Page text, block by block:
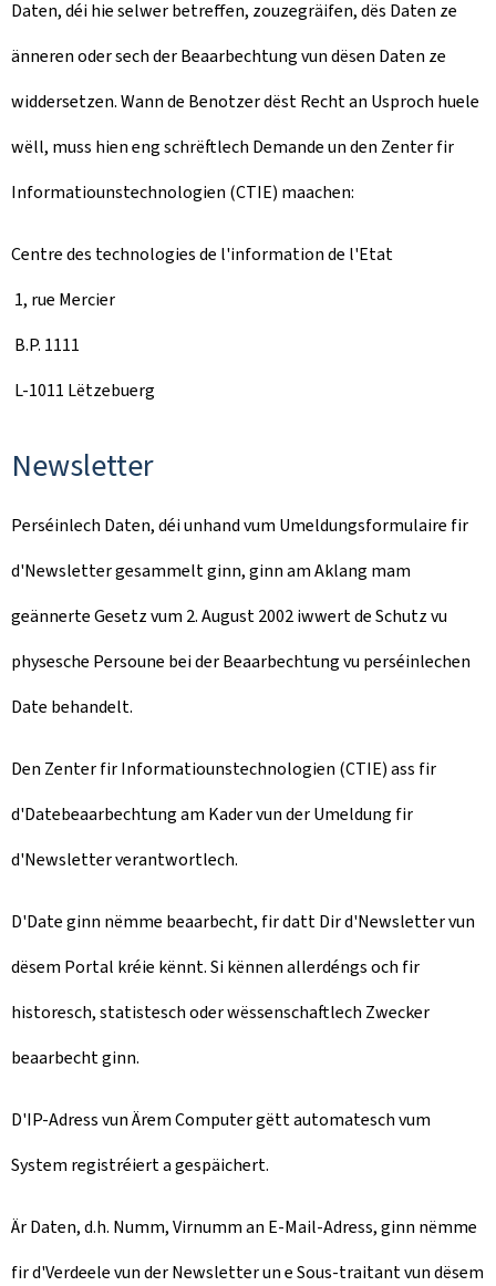
Daten, déi hie selwer betreffen, zouzegräifen, dës Daten ze
änneren oder sech der Beaarbechtung vun dësen Daten ze
widdersetzen. Wann de Benotzer dëst Recht an Usproch huele
wëll, muss hien eng schrëftlech Demande un den Zenter fir
Informatiounstechnologien (CTIE) maachen:
Centre des technologies de l'information de l'Etat
1, rue Mercier
B.P. 1111
L-1011 Lëtzebuerg
Newsletter
Perséinlech Daten, déi unhand vum Umeldungsformulaire fir
d'Newsletter gesammelt ginn, ginn am Aklang mam
geännerte Gesetz vum 2. August 2002 iwwert de Schutz vu
physesche Persoune bei der Beaarbechtung vu perséinlechen
Date behandelt.
Den Zenter fir Informatiounstechnologien (CTIE) ass fir
d'Datebeaarbechtung am Kader vun der Umeldung fir
d'Newsletter verantwortlech.
D'Date ginn nëmme beaarbecht, fir datt Dir d'Newsletter vun
dësem Portal kréie kënnt. Si kënnen allerdéngs och fir
historesch, statistesch oder wëssenschaftlech Zwecker
beaarbecht ginn.
D'IP-Adress vun Ärem Computer gëtt automatesch vum
System registréiert a gespäichert.
Är Daten, d.h. Numm, Virnumm an E-Mail-Adress, ginn nëmme
fir d'Verdeele vun der Newsletter un e Sous-traitant vun dësem